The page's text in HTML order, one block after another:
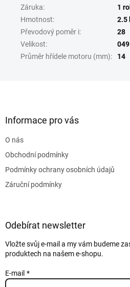
Záruka:
1
Hmotnost:
2.5
Převodový poměr i:
28
Velikost:
049
Průměr hřídele motoru (mm): 14
Informace pro vás
O nás
Obchodní podmínky
Podmínky ochrany osobních údajů
Záruční podmínky
Odebírat newsletter
Vložte svůj e-mail a my vám budeme
produktech na našem e-shopu.
E-mail